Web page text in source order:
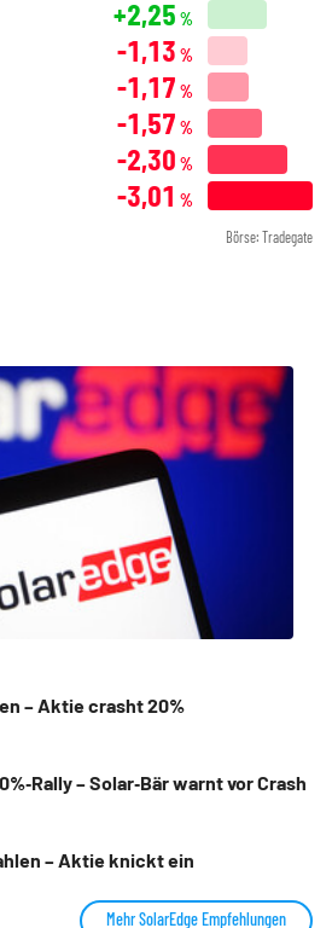
+2,25 %
-1,13 %
-1,17 %
-1,57 %
-2,30 %
-3,01 %
Börse: Tradegate
– Aktie crasht 20%
– Solar‑Bär warnt vor Crash
– Aktie knickt ein
Mehr SolarEdge Empfehlungen